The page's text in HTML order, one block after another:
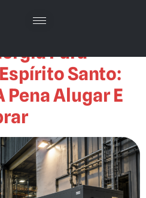
Para
Santo:
Pena Alugar E